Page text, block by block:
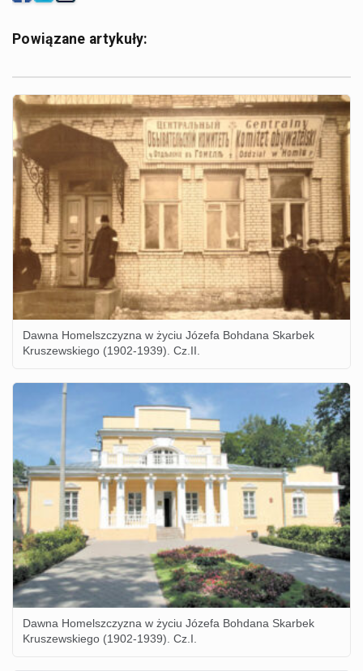
Powiązane artykuły:
Dawna Homelszczyzna w życiu Józefa Bohdana Skarbek
Kruszewskiego (1902-1939). Cz.II.
Dawna Homelszczyzna w życiu Józefa Bohdana Skarbek
Kruszewskiego (1902-1939). Cz.I.